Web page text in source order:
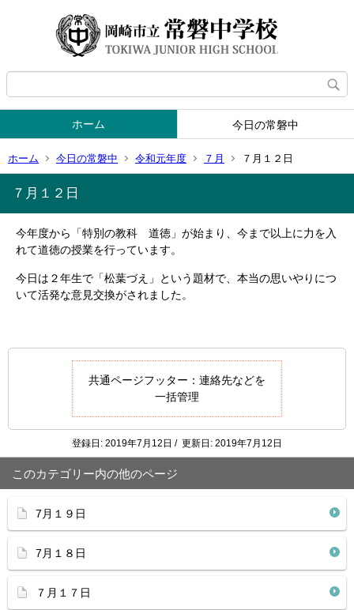
ホーム 今日の常磐中
ホーム 今日の常磐中 令和元年度 ７月 ７月１２日
７月１２日
今年度から「特別の教科 道徳」が始まり、今まで以上に力を入
れて道徳の授業を行っています。
今日は２年生で「松葉づえ」という題材で、本当の思いやりにつ
いて活発な意見交換がされました。
共通ページフッター：連絡先などを
一括管理
登録日: 2019年7月12日 / 更新日: 2019年7月12日
このカテゴリー内の他のページ
7月１９日
7月１８日
７月１７日